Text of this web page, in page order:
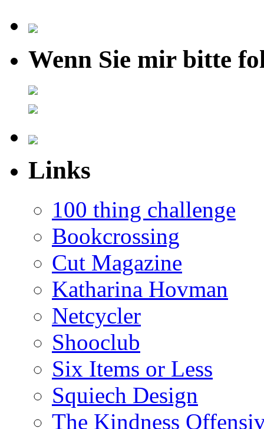
Wenn Sie mir bitte
Links
100 thing challenge
Bookcrossing
Cut Magazine
Katharina Hovman
Netcycler
Shooclub
Six Items or Less
Squiech Design
The Kindness